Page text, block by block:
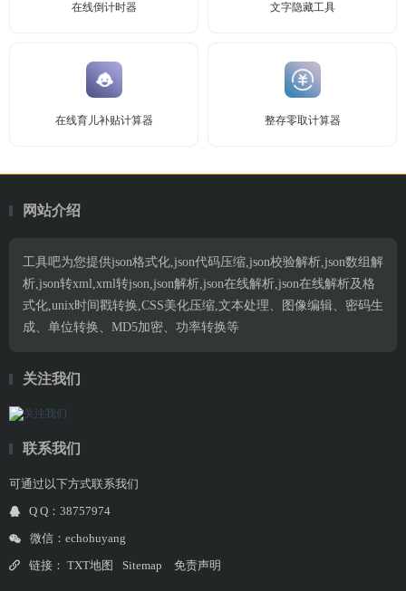
在线倒计时器 文字隐藏工具
在线育儿补贴计算器 整存零取计算器
网站介绍
工具吧为您提供json格式化,json代码压缩,json校验解析,json数组解
析,json转xml,xml转json,json解析,json在线解析,json在线解析及格
式化,unix时间戳转换,CSS美化压缩,文本处理、图像编辑、密码生
成、单位转换、MD5加密、功率转换等
关注我们
联系我们
可通过以下方式联系我们
Q Q：38757974
微信：echohuyang
链接： TXT地图 Sitemap 免责声明